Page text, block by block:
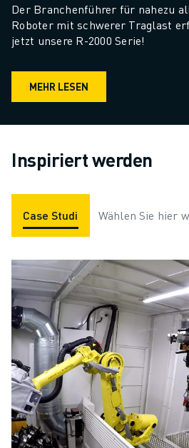
Der Branchenführer für nahezu
Roboter mit schwerer Traglast
jetzt unsere R-2000 Serie!
MEHR LESEN
Inspiriert werden
Case Studies Anwendungen
Wählen Sie hier